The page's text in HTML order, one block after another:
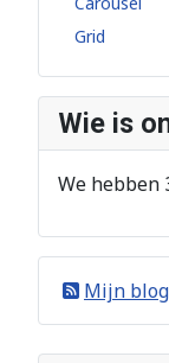
Grid
Wie is
We hebben
Mijn blog